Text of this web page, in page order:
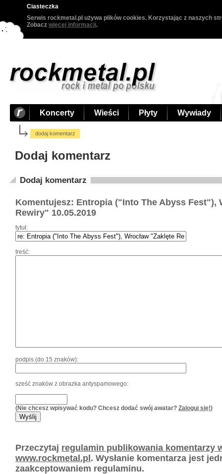
Ciasteczka
Serwis rockmetal.pl używa plików cookies. Korzystając z naszych
Zobacz więcej informacji.
Koncerty Wieści Płyty Wywiady
dodaj komentarz
Dodaj komentarz
Dodaj komentarz
Komentujesz: Entropia ("Into The Abyss Fest"),
Rewiry" 10.05.2019
tytuł:
treść:
podpis (do 15 znaków):
sześć znaków z obrazka antyspamowego:
(Nie chcesz wpisywać kodu? Chcesz dodać swój awatar? Zaloguj się!)
Przeczytaj regulamin publikowania komentarzy
www.rockmetal.pl. Wysłanie komentarza jest
zaakceptowaniem regulaminu.